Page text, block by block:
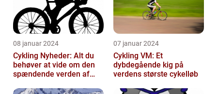
08 januar 2024
Cykling Nyheder: Alt du
behøver at vide om den
spændende verden af
07 januar 2024
Cykling VM: Et
dybdegående kig på
verdens største cykelløb